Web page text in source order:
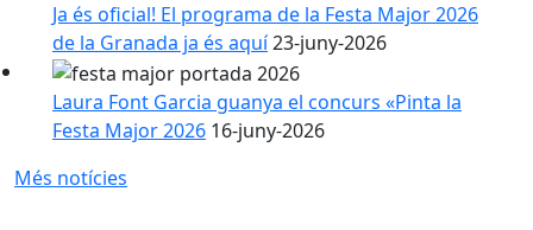
Ja és oficial! El programa de la Festa Major 2026
de la Granada ja és aquí23-juny-2026
Laura Font Garcia guanya el concurs «Pinta la
Festa Major 2026 16-juny-2026
Més notícies